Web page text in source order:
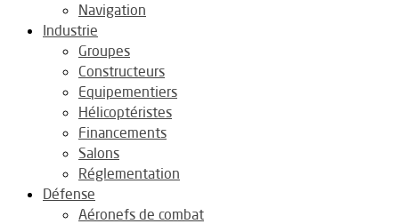
Navigation
Industrie
Groupes
Constructeurs
Equipementiers
Hélicoptéristes
Financements
Salons
Réglementation
Défense
Aéronefs de combat